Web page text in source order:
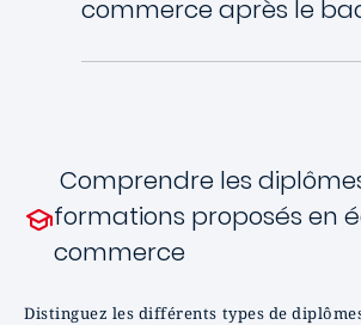
commerce après le
Comprendre les
formations proposés en
commerce
Distinguez les différents types de